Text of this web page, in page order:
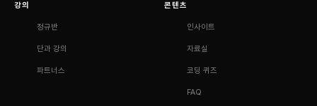
강의
정규반
단과 강의
파트너스
콘텐츠
인사이트
자료실
코딩 퀴즈
FAQ